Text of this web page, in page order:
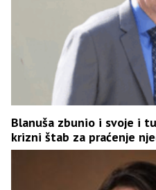
Blanuša zbunio i svoje i
krizni štab za praćenje